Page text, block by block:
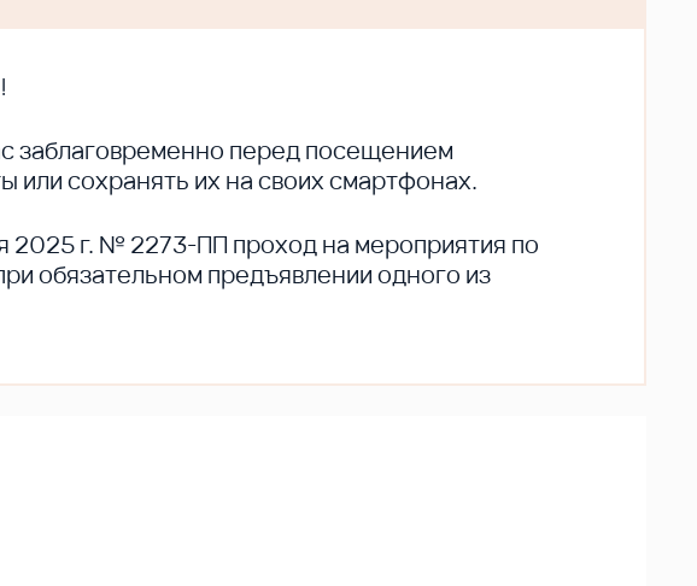
заблаговременно перед посещением
или сохранять их на своих смартфонах.
2025 г. № 2273-ПП проход на мероприятия по
обязательном предъявлении одного из